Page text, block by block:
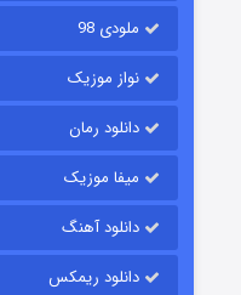
قسمت
ملودی 98
نواز موزیک
دانلود رمان
میفا موزیک
دانلود آهنگ
دانلود ریمکس